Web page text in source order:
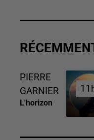
PIERRE
GARNIER
L'horizon